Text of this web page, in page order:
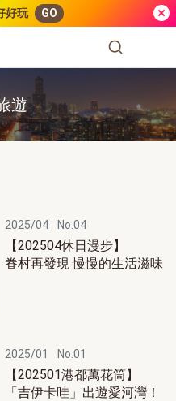
好玩 GO
遊
2025/04 No.04
【202504休日漫步】
眷村再發現 慢慢的生活滋味
2025/01 No.01
【202501港都萬花筒】
「吉伊卡哇」出遊愛河灣！